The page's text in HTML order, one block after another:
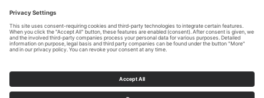
Impressum|Datenschutzerklärung|Barrierefreiheitserklärung|Contact
E: info@lennestadt-kirchhundem.de